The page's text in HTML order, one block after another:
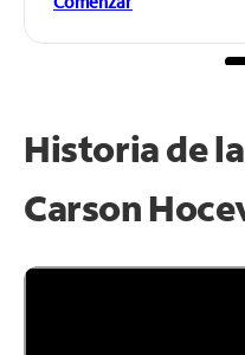
Historia de
Carson